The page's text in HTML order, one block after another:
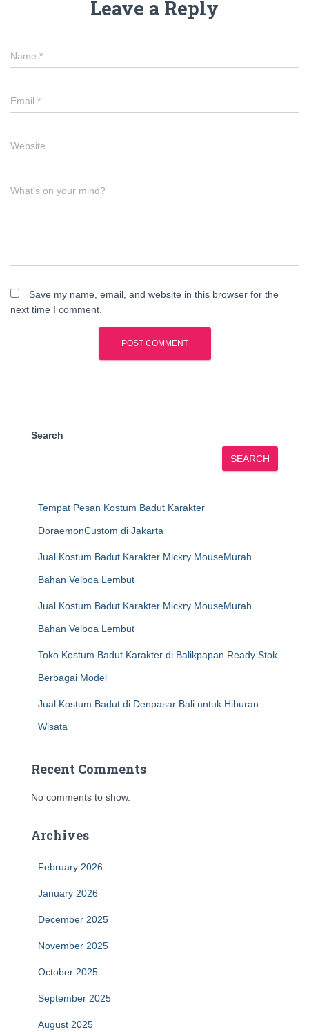
Leave a Reply
Name *
Email *
Website
What's on your mind?
Save my name, email, and website in this browser for the
next time I comment.
Search
SEARCH
Tempat Pesan Kostum Badut Karakter
DoraemonCustom di Jakarta
Jual Kostum Badut Karakter Mickry MouseMurah
Bahan Velboa Lembut
Jual Kostum Badut Karakter Mickry MouseMurah
Bahan Velboa Lembut
Toko Kostum Badut Karakter di Balikpapan Ready Stok
Berbagai Model
Jual Kostum Badut di Denpasar Bali untuk Hiburan
Wisata
Recent Comments
No comments to show.
Archives
February 2026
January 2026
December 2025
November 2025
October 2025
September 2025
August 2025